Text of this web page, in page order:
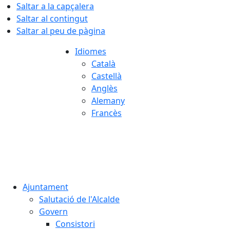
Saltar a la capçalera
Saltar al contingut
Saltar al peu de pàgina
Idiomes
Català
Castellà
Anglès
Alemany
Francès
Ajuntament
Salutació de l'Alcalde
Govern
Consistori